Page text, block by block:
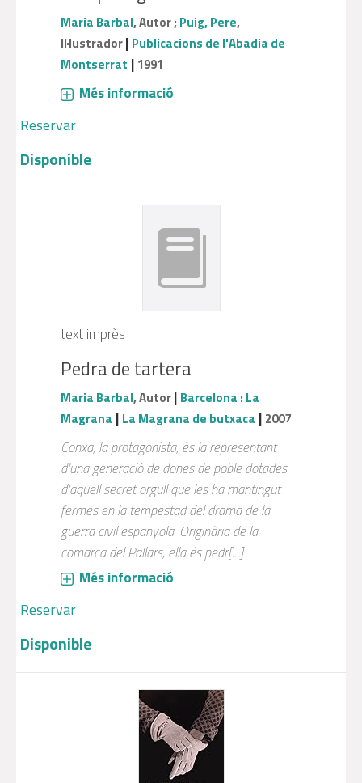
Maria Barbal, Autor ; Puig, Pere,
Il·lustrador| Publicacions de l'Abadia de
Montserrat | 1991
Més informació
Reservar
Disponible
text imprès
Pedra de tartera
Maria Barbal, Autor| Barcelona : La
Magrana | La Magrana de butxaca | 2007
Conxa, la protagonista, és la representant
d'una generació de dones de poble dotades
d'aquell secret orgull que les ha mantingut
fermes en la tempestad del drama de la
guerra civil espanyola. Originària de la
comarca del Pallars, ella és pedr[...]
Més informació
Reservar
Disponible